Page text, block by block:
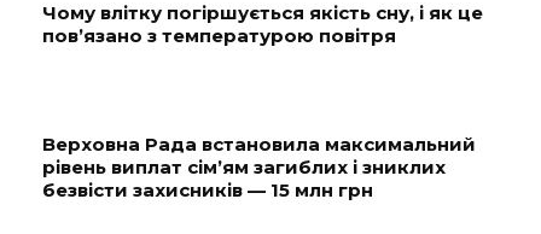
Чому влітку погіршується якість сну, і як це
пов’язано з температурою повітря
Верховна Рада встановила максимальний
рівень виплат сім’ям загиблих і зниклих
безвісти захисників — 15 млн грн